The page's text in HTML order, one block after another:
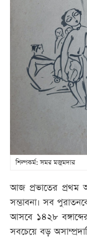
শিল্পকর্ম: সমর মজুমদার
আজ প্রভাতের প্রথম
সম্ভাবনা। সব
আসবে ১৪২৮
সবচেয়ে বড়